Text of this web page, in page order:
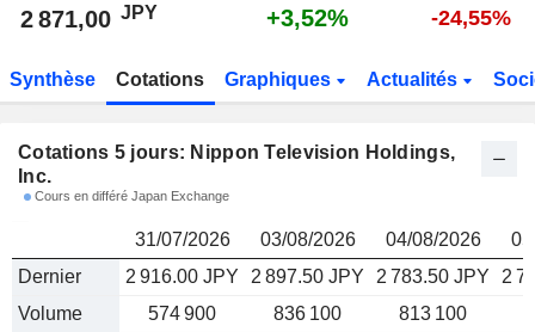
2 871,00 JPY +3,52% -24,55%
Synthèse Cotations Graphiques Actualités
Cotations 5 jours: Nippon Television Holdings,
Inc.
Cours en différé Japan Exchange
31/07/2026 03/08/2026 04/08/2026
Dernier
2 916.00 JPY 2 897.50 JPY 2 783.50 JPY
2
Volume
574 900 836 100 813 100